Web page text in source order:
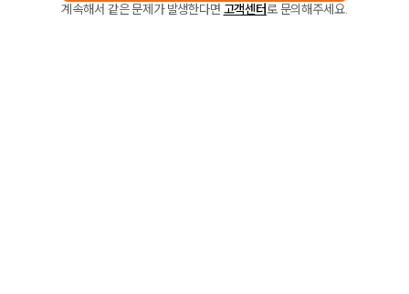
계속해서 같은 문제가 발생한다면 고객센터로 문의해주세요.